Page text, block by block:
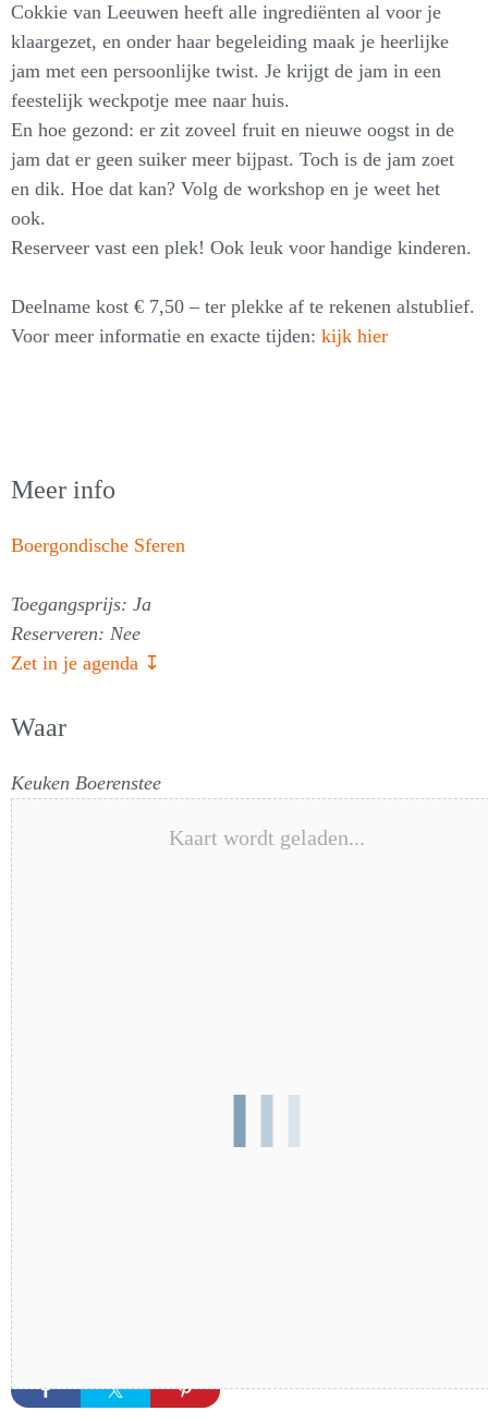
Cokkie van Leeuwen heeft alle ingrediënten al voor je
klaargezet, en onder haar begeleiding maak je heerlijke
jam met een persoonlijke twist. Je krijgt de jam in een
feestelijk weckpotje mee naar huis.
En hoe gezond: er zit zoveel fruit en nieuwe oogst in de
jam dat er geen suiker meer bijpast. Toch is de jam zoet
en dik. Hoe dat kan? Volg de workshop en je weet het
ook.
Reserveer vast een plek! Ook leuk voor handige kinderen.
Deelname kost € 7,50 – ter plekke af te rekenen alstublief.
Voor meer informatie en exacte tijden: kijk hier
Meer info
Boergondische Sferen
Toegangsprijs: Ja
Reserveren: Nee
Zet in je agenda ↧
Waar
Keuken Boerenstee
Kaart wordt geladen...